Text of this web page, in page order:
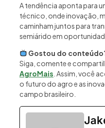
A tendência aponta para
técnico, onde inovação,
caminham juntos para
semiárido em
Gostou do
Siga, comente e
AgroMais . Assim, você
o futuro do agro e as
campo brasileiro.